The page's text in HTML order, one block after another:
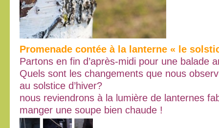
Promenade contée à la lanterne « le
Partons en fin d’après-midi pour une balade
Quels sont les changements que nous
au solstice d’hiver?
nous reviendrons à la lumière de lanternes
manger une soupe bien chaude !